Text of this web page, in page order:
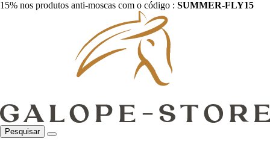
15% nos produtos anti-moscas com o código : SUMMER-FLY15
Pesquisar